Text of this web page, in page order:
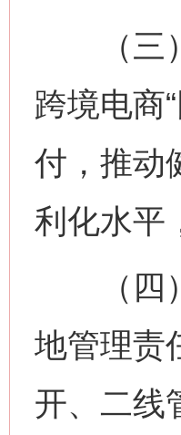
（三）
跨境电商
付，推动
利化水平
（四）
地管理责
开、二线